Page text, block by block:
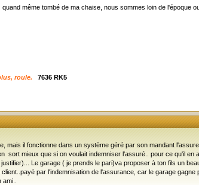
même tombé de ma chaise, nous sommes loin de
roule.
7636 RK5
mais il fonctionne dans un système géré par son mandant
sort mieux que si on voulait indemniser l'assuré.. pour ce qu'il en
Le garage ( je prends le pari)va proposer à ton fils un
par l'indemnisation de l'assurance, car le garage